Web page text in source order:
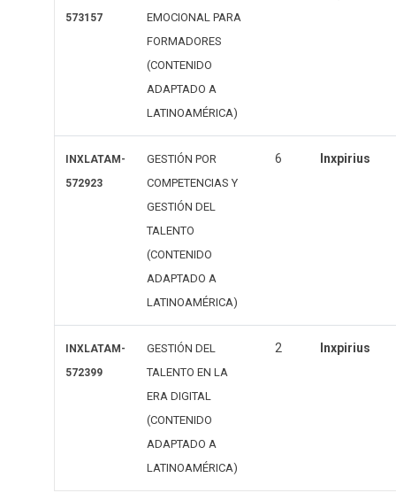
573157
EMOCIONAL PARA
FORMADORES
(CONTENIDO
ADAPTADO A
LATINOAMÉRICA)
INXLATAM-
572923
GESTIÓN POR
COMPETENCIAS Y
GESTIÓN DEL
TALENTO
(CONTENIDO
ADAPTADO A
LATINOAMÉRICA)
6 Inxpirius
INXLATAM-
572399
GESTIÓN DEL
TALENTO EN LA
ERA DIGITAL
(CONTENIDO
ADAPTADO A
LATINOAMÉRICA)
2 Inxpirius